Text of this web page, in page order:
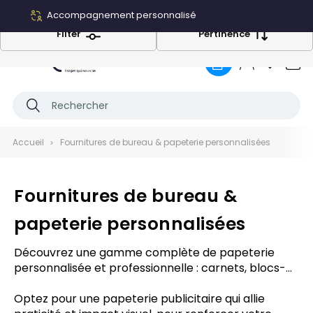
Accompagnement personnalisé
0
Accueil Fournitures de bureau & papeterie personnalisées
Fournitures de bureau &
papeterie personnalisées
Découvrez une gamme complète de papeterie
personnalisée et professionnelle : carnets, blocs-
de votre entreprise. Offrez à vos clients ou
Optez pour une papeterie publicitaire qui allie
Filter Pertinence